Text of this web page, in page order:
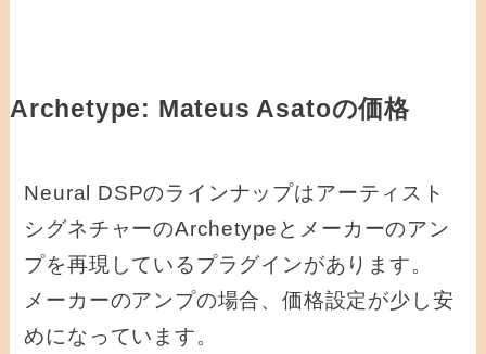
Archetype: Mateus Asatoの価格
Neural DSPのラインナップはアーティスト
シグネチャーのArchetypeとメーカーのアン
プを再現しているプラグインがあります。
メーカーのアンプの場合、価格設定が少し安
めになっています。